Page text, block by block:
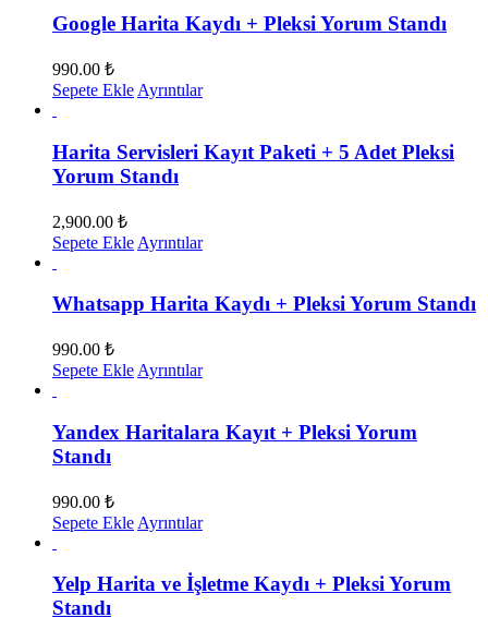
Google Harita Kaydı + Pleksi Yorum Standı
990.00 ₺
Sepete Ekle Ayrıntılar
Harita Servisleri Kayıt Paketi + 5 Adet Pleksi
Yorum Standı
2,900.00 ₺
Sepete Ekle Ayrıntılar
Whatsapp Harita Kaydı + Pleksi Yorum Standı
990.00 ₺
Sepete Ekle Ayrıntılar
Yandex Haritalara Kayıt + Pleksi Yorum
Standı
990.00 ₺
Sepete Ekle Ayrıntılar
Yelp Harita ve İşletme Kaydı + Pleksi Yorum
Standı